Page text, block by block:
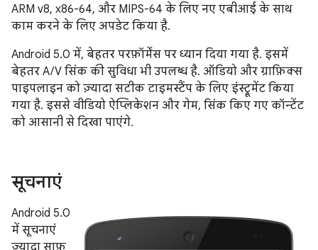
ARM v8, x86-64, और MIPS-64 के लिए नए एबीआई के साथ
काम करने के लिए अपडेट किया है.
Android 5.0 में, बेहतर परफ़ॉर्मेंस पर ध्यान दिया गया है. इसमें
बेहतर A/V सिंक की सुविधा भी उपलब्ध है. ऑडियो और ग्राफ़िक्स
पाइपलाइन को ज़्यादा सटीक टाइमस्टैंप के लिए इंस्ट्रूमेंट किया
गया है. इससे वीडियो ऐप्लिकेशन और गेम, सिंक किए गए कॉन्टेंट
को आसानी से दिखा पाएंगे.
सूचनाएं
Android 5.0
में सूचनाएं
ज़्यादा साफ़